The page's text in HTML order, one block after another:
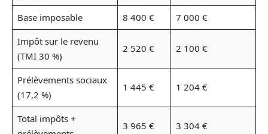
Base imposable
8 400 €
7 000 €
Impôt sur le revenu
(TMI 30 %)
2 520 € 2 100 €
Prélèvements sociaux
(17,2 %)
1 445 € 1 204 €
Total impôts +
3 965 € 3 304 €